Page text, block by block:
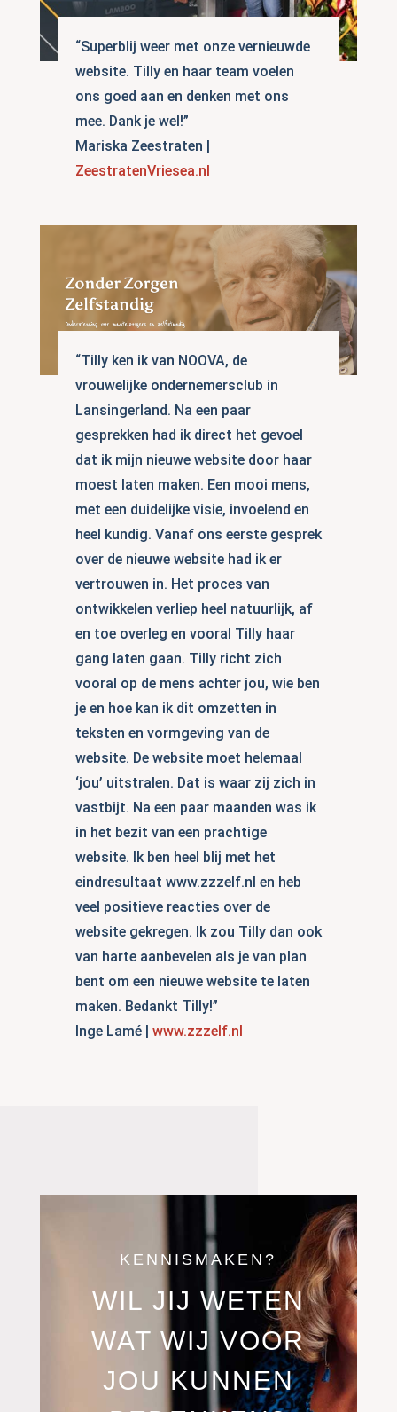
“Superblij weer met onze vernieuwde
website. Tilly en haar team voelen
ons goed aan en denken met ons
mee. Dank je wel!”
Mariska Zeestraten |
ZeestratenVriesea.nl
“Tilly ken ik van NOOVA, de
vrouwelijke ondernemersclub in
Lansingerland. Na een paar
gesprekken had ik direct het gevoel
dat ik mijn nieuwe website door haar
moest laten maken. Een mooi mens,
met een duidelijke visie, invoelend en
heel kundig. Vanaf ons eerste gesprek
over de nieuwe website had ik er
vertrouwen in. Het proces van
ontwikkelen verliep heel natuurlijk, af
en toe overleg en vooral Tilly haar
gang laten gaan. Tilly richt zich
vooral op de mens achter jou, wie ben
je en hoe kan ik dit omzetten in
teksten en vormgeving van de
website. De website moet helemaal
‘jou’ uitstralen. Dat is waar zij zich in
vastbijt. Na een paar maanden was ik
in het bezit van een prachtige
website. Ik ben heel blij met het
eindresultaat www.zzzelf.nl en heb
veel positieve reacties over de
website gekregen. Ik zou Tilly dan ook
van harte aanbevelen als je van plan
bent om een nieuwe website te laten
maken. Bedankt Tilly!”
Inge Lamé | www.zzzelf.nl
KENNISMAKEN?
WIL JIJ WETEN
WAT WIJ VOOR
JOU KUNNEN